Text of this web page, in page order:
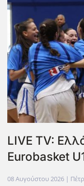
LIVE TV:
Eurobasket
08 Αυγούστου 2026 |